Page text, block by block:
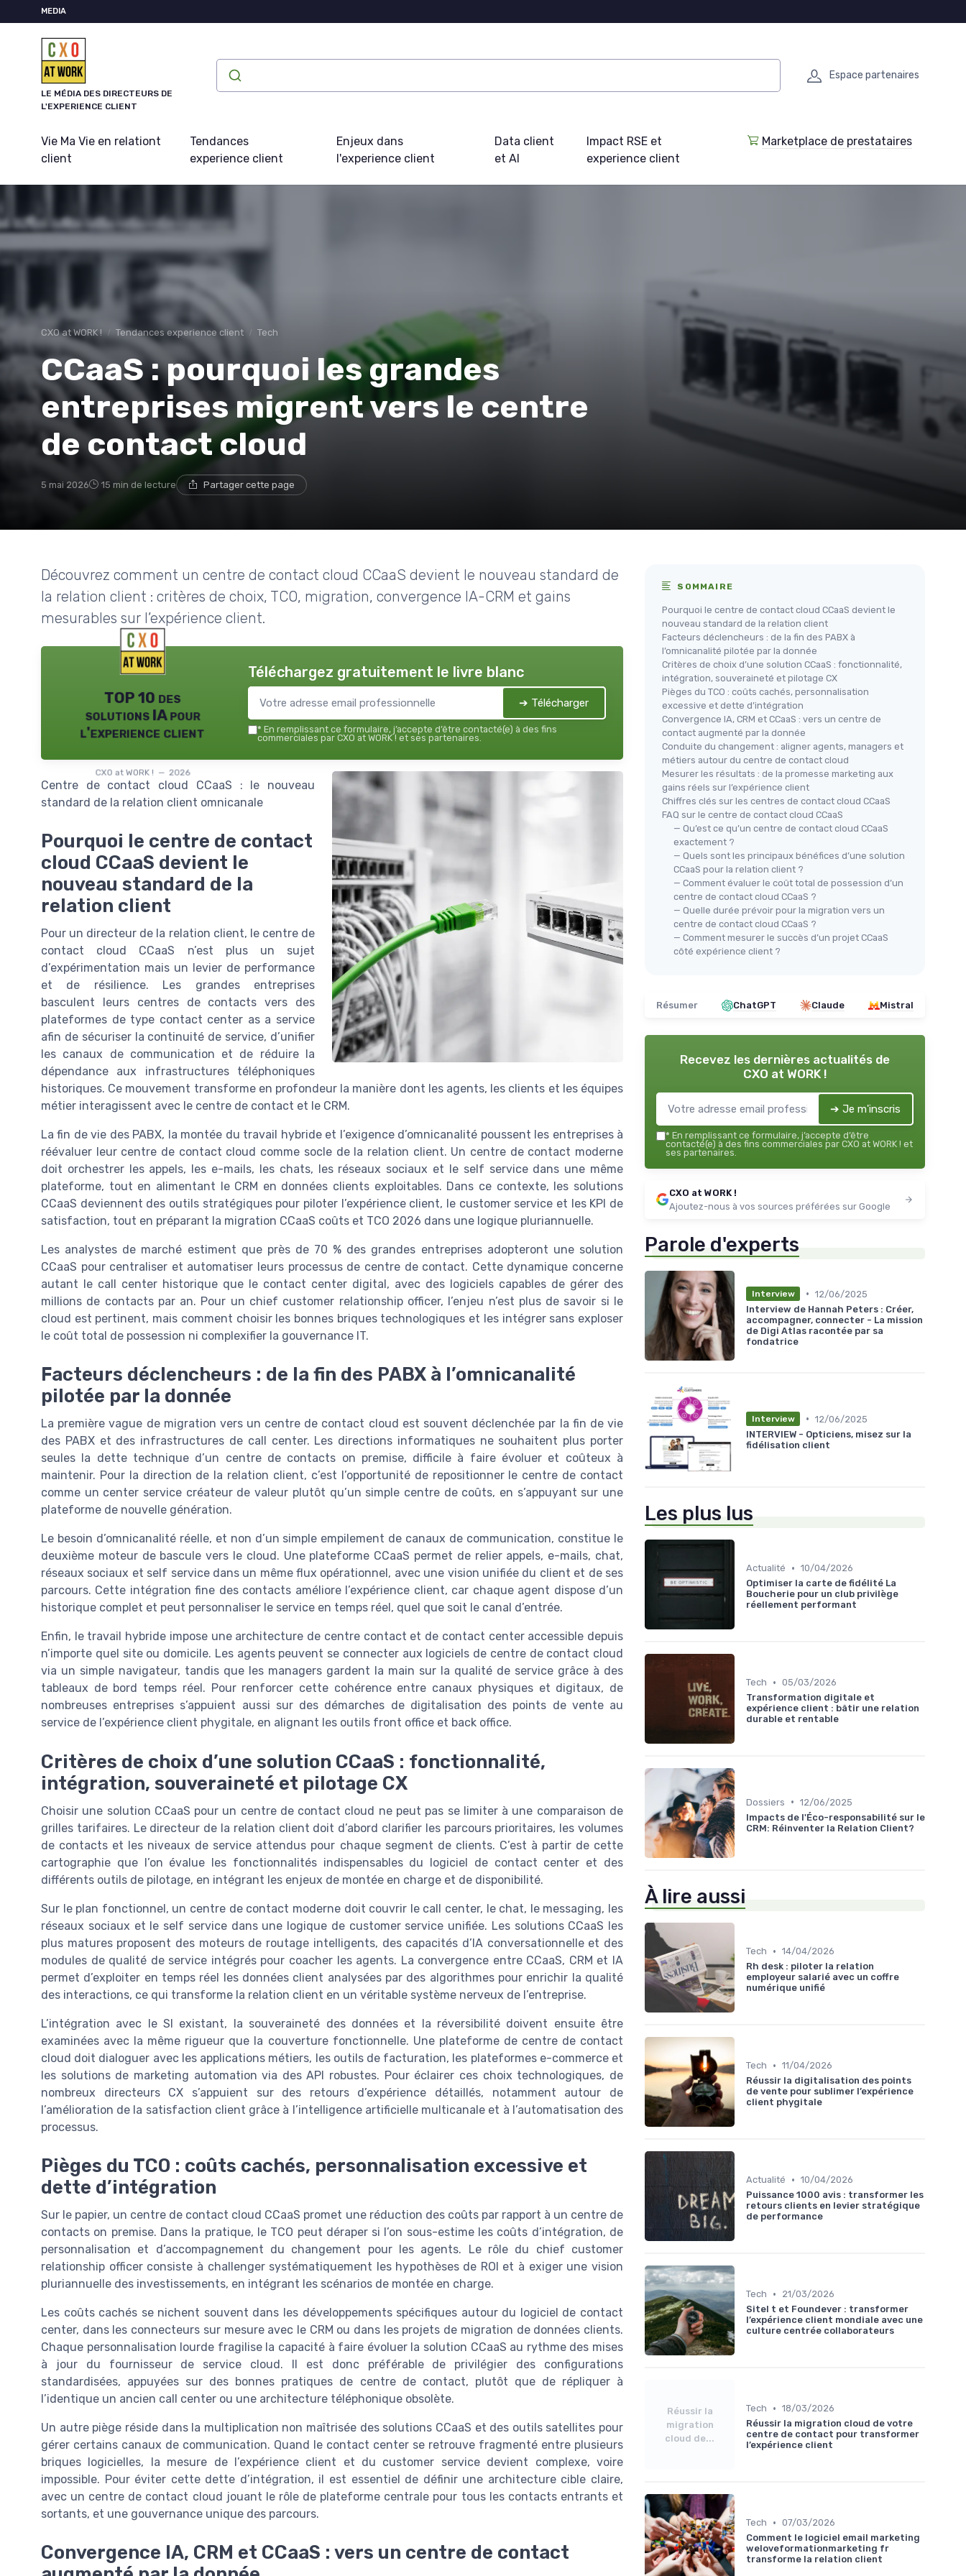
MEDIA
LE MÉDIA DES DIRECTEURS DE
L'EXPERIENCE CLIENT
Espace partenaires
Vie Ma Vie en relationt
client
Tendances
experience client
Enjeux dans
l'experience client
Data client
et AI
Impact RSE et
experience client
Marketplace de prestataires
CXO at WORK ! Tendances experience client Tech
CCaaS : pourquoi les grandes
entreprises migrent vers le centre
de contact cloud
5 mai 2026 15 min de lecture Partager cette page
Découvrez comment un centre de contact cloud CCaaS devient le nouveau standard de
la relation client : critères de choix, TCO, migration, convergence IA-CRM et gains
mesurables sur l’expérience client.
TOP 10 des
solutions IA pour
l'experience client
CXO at WORK ! — 2026
Téléchargez gratuitement le livre blanc
➔ Télécharger
* En remplissant ce formulaire, j’accepte d’être contacté(e) à des fins
commerciales par CXO at WORK ! et ses partenaires.
Centre de contact cloud CCaaS : le nouveau
standard de la relation client omnicanale
Pourquoi le centre de contact
cloud CCaaS devient le
nouveau standard de la
relation client
Pour un directeur de la relation client, le centre de
contact cloud CCaaS n’est plus un sujet
d’expérimentation mais un levier de performance
et de résilience. Les grandes entreprises
basculent leurs centres de contacts vers des
plateformes de type contact center as a service
afin de sécuriser la continuité de service, d’unifier
les canaux de communication et de réduire la
dépendance aux infrastructures téléphoniques
historiques. Ce mouvement transforme en profondeur la manière dont les agents, les clients et les équipes
métier interagissent avec le centre de contact et le CRM.
La fin de vie des PABX, la montée du travail hybride et l’exigence d’omnicanalité poussent les entreprises à
réévaluer leur centre de contact cloud comme socle de la relation client. Un centre de contact moderne
doit orchestrer les appels, les e-mails, les chats, les réseaux sociaux et le self service dans une même
plateforme, tout en alimentant le CRM en données clients exploitables. Dans ce contexte, les solutions
CCaaS deviennent des outils stratégiques pour piloter l’expérience client, le customer service et les KPI de
satisfaction, tout en préparant la migration CCaaS coûts et TCO 2026 dans une logique pluriannuelle.
Les analystes de marché estiment que près de 70 % des grandes entreprises adopteront une solution
CCaaS pour centraliser et automatiser leurs processus de centre de contact. Cette dynamique concerne
autant le call center historique que le contact center digital, avec des logiciels capables de gérer des
millions de contacts par an. Pour un chief customer relationship officer, l’enjeu n’est plus de savoir si le
cloud est pertinent, mais comment choisir les bonnes briques technologiques et les intégrer sans exploser
le coût total de possession ni complexifier la gouvernance IT.
Facteurs déclencheurs : de la fin des PABX à l’omnicanalité
pilotée par la donnée
La première vague de migration vers un centre de contact cloud est souvent déclenchée par la fin de vie
des PABX et des infrastructures de call center. Les directions informatiques ne souhaitent plus porter
seules la dette technique d’un centre de contacts on premise, difficile à faire évoluer et coûteux à
maintenir. Pour la direction de la relation client, c’est l’opportunité de repositionner le centre de contact
comme un center service créateur de valeur plutôt qu’un simple centre de coûts, en s’appuyant sur une
plateforme de nouvelle génération.
Le besoin d’omnicanalité réelle, et non d’un simple empilement de canaux de communication, constitue le
deuxième moteur de bascule vers le cloud. Une plateforme CCaaS permet de relier appels, e-mails, chat,
réseaux sociaux et self service dans un même flux opérationnel, avec une vision unifiée du client et de ses
parcours. Cette intégration fine des contacts améliore l’expérience client, car chaque agent dispose d’un
historique complet et peut personnaliser le service en temps réel, quel que soit le canal d’entrée.
Enfin, le travail hybride impose une architecture de centre contact et de contact center accessible depuis
n’importe quel site ou domicile. Les agents peuvent se connecter aux logiciels de centre de contact cloud
via un simple navigateur, tandis que les managers gardent la main sur la qualité de service grâce à des
tableaux de bord temps réel. Pour renforcer cette cohérence entre canaux physiques et digitaux, de
nombreuses entreprises s’appuient aussi sur des démarches de digitalisation des points de vente au
service de l’expérience client phygitale, en alignant les outils front office et back office.
Critères de choix d’une solution CCaaS : fonctionnalité,
intégration, souveraineté et pilotage CX
Choisir une solution CCaaS pour un centre de contact cloud ne peut pas se limiter à une comparaison de
grilles tarifaires. Le directeur de la relation client doit d’abord clarifier les parcours prioritaires, les volumes
de contacts et les niveaux de service attendus pour chaque segment de clients. C’est à partir de cette
cartographie que l’on évalue les fonctionnalités indispensables du logiciel de contact center et des
différents outils de pilotage, en intégrant les enjeux de montée en charge et de disponibilité.
Sur le plan fonctionnel, un centre de contact moderne doit couvrir le call center, le chat, le messaging, les
réseaux sociaux et le self service dans une logique de customer service unifiée. Les solutions CCaaS les
plus matures proposent des moteurs de routage intelligents, des capacités d’IA conversationnelle et des
modules de qualité de service intégrés pour coacher les agents. La convergence entre CCaaS, CRM et IA
permet d’exploiter en temps réel les données client analysées par des algorithmes pour enrichir la qualité
des interactions, ce qui transforme la relation client en un véritable système nerveux de l’entreprise.
L’intégration avec le SI existant, la souveraineté des données et la réversibilité doivent ensuite être
examinées avec la même rigueur que la couverture fonctionnelle. Une plateforme de centre de contact
cloud doit dialoguer avec les applications métiers, les outils de facturation, les plateformes e-commerce et
les solutions de marketing automation via des API robustes. Pour éclairer ces choix technologiques, de
nombreux directeurs CX s’appuient sur des retours d’expérience détaillés, notamment autour de
l’amélioration de la satisfaction client grâce à l’intelligence artificielle multicanale et à l’automatisation des
processus.
Pièges du TCO : coûts cachés, personnalisation excessive et
dette d’intégration
Sur le papier, un centre de contact cloud CCaaS promet une réduction des coûts par rapport à un centre de
contacts on premise. Dans la pratique, le TCO peut déraper si l’on sous-estime les coûts d’intégration, de
personnalisation et d’accompagnement du changement pour les agents. Le rôle du chief customer
relationship officer consiste à challenger systématiquement les hypothèses de ROI et à exiger une vision
pluriannuelle des investissements, en intégrant les scénarios de montée en charge.
Les coûts cachés se nichent souvent dans les développements spécifiques autour du logiciel de contact
center, dans les connecteurs sur mesure avec le CRM ou dans les projets de migration de données clients.
Chaque personnalisation lourde fragilise la capacité à faire évoluer la solution CCaaS au rythme des mises
à jour du fournisseur de service cloud. Il est donc préférable de privilégier des configurations
standardisées, appuyées sur des bonnes pratiques de centre de contact, plutôt que de répliquer à
l’identique un ancien call center ou une architecture téléphonique obsolète.
Un autre piège réside dans la multiplication non maîtrisée des solutions CCaaS et des outils satellites pour
gérer certains canaux de communication. Quand le contact center se retrouve fragmenté entre plusieurs
briques logicielles, la mesure de l’expérience client et du customer service devient complexe, voire
impossible. Pour éviter cette dette d’intégration, il est essentiel de définir une architecture cible claire,
avec un centre de contact cloud jouant le rôle de plateforme centrale pour tous les contacts entrants et
sortants, et une gouvernance unique des parcours.
Convergence IA, CRM et CCaaS : vers un centre de contact
SOMMAIRE
Pourquoi le centre de contact cloud CCaaS devient le
nouveau standard de la relation client
Facteurs déclencheurs : de la fin des PABX à
l’omnicanalité pilotée par la donnée
Critères de choix d’une solution CCaaS : fonctionnalité,
intégration, souveraineté et pilotage CX
Pièges du TCO : coûts cachés, personnalisation
excessive et dette d’intégration
Convergence IA, CRM et CCaaS : vers un centre de
contact augmenté par la donnée
Conduite du changement : aligner agents, managers et
métiers autour du centre de contact cloud
Mesurer les résultats : de la promesse marketing aux
gains réels sur l’expérience client
Chiffres clés sur les centres de contact cloud CCaaS
FAQ sur le centre de contact cloud CCaaS
— Qu’est ce qu’un centre de contact cloud CCaaS
exactement ?
— Quels sont les principaux bénéfices d’une solution
CCaaS pour la relation client ?
— Comment évaluer le coût total de possession d’un
centre de contact cloud CCaaS ?
— Quelle durée prévoir pour la migration vers un
centre de contact cloud CCaaS ?
— Comment mesurer le succès d’un projet CCaaS
côté expérience client ?
Résumer ChatGPT Claude Mistral
Recevez les dernières actualités de
CXO at WORK !
➔ Je m'inscris
* En remplissant ce formulaire, j’accepte d’être
contacté(e) à des fins commerciales par CXO at WORK ! et
ses partenaires.
CXO at WORK !
Ajoutez-nous à vos sources préférées sur Google
Parole d'experts
Interview • 12/06/2025
Interview de Hannah Peters : Créer,
accompagner, connecter - La mission
de Digi Atlas racontée par sa
fondatrice
Interview • 12/06/2025
INTERVIEW - Opticiens, misez sur la
fidélisation client
Les plus lus
Actualité • 10/04/2026
Optimiser la carte de fidélité La
Boucherie pour un club privilège
réellement performant
Tech • 05/03/2026
Transformation digitale et
expérience client : bâtir une relation
durable et rentable
Dossiers • 12/06/2025
Impacts de l'Éco-responsabilité sur le
CRM: Réinventer la Relation Client?
À lire aussi
Tech • 14/04/2026
Rh desk : piloter la relation
employeur salarié avec un coffre
numérique unifié
Tech • 11/04/2026
Réussir la digitalisation des points
de vente pour sublimer l’expérience
client phygitale
Actualité • 10/04/2026
Puissance 1000 avis : transformer les
retours clients en levier stratégique
de performance
Tech •
21/03/2026
Sitel t et Foundever : transformer
l’expérience client mondiale avec une
culture centrée collaborateurs
Réussir la
migration
cloud de...
Tech • 18/03/2026
Réussir la migration cloud de votre
centre de contact pour transformer
l’expérience client
Tech • 07/03/2026
Comment le logiciel email marketing
weloveformationmarketing fr
transforme la relation client
Panneau de gestion des cookies